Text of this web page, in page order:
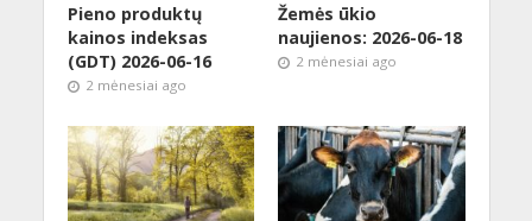
Pieno produktų
kainos indeksas
(GDT) 2026-06-16
2 mėnesiai ago
Žemės ūkio
naujienos: 2026-06-18
2 mėnesiai ago